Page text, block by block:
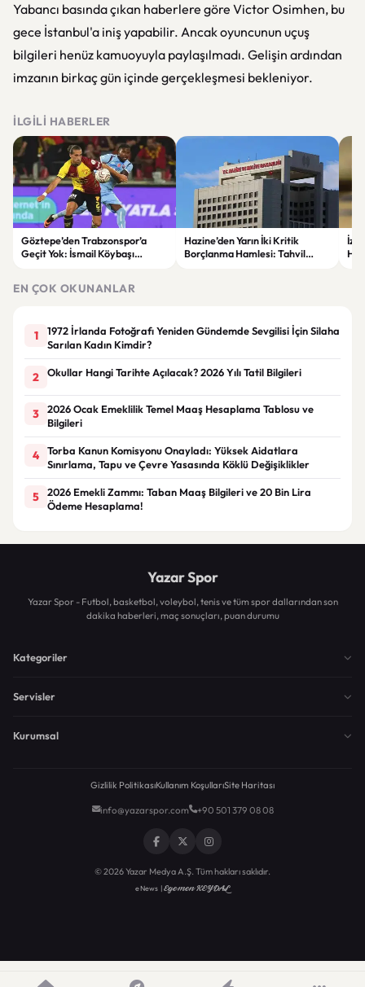
Yabancı basında çıkan haberlere göre Victor Osimhen, bu
gece İstanbul'a iniş yapabilir. Ancak oyuncunun uçuş
bilgileri henüz kamuoyuyla paylaşılmadı. Gelişin ardından
imzanın birkaç gün içinde gerçekleşmesi bekleniyor.
İLGILI HABERLER
Göztepe’den Trabzonspor’a
Geçit Yok: İsmail Köybaşı
Hazine’den Yarın İki Kritik
Borçlanma Hamlesi: Tahvil
EN ÇOK OKUNANLAR
1
1972 İrlanda Fotoğrafı Yeniden Gündemde Sevgilisi İçin Silaha
Sarılan Kadın Kimdir?
2 Okullar Hangi Tarihte Açılacak? 2026 Yılı Tatil Bilgileri
3
2026 Ocak Emeklilik Temel Maaş Hesaplama Tablosu ve
Bilgileri
4
Torba Kanun Komisyonu Onayladı: Yüksek Aidatlara
Sınırlama, Tapu ve Çevre Yasasında Köklü Değişiklikler
5
2026 Emekli Zammı: Taban Maaş Bilgileri ve 20 Bin Lira
Ödeme Hesaplama!
Yazar Spor
Yazar Spor - Futbol, basketbol, voleybol, tenis ve tüm spor dallarından son
dakika haberleri, maç sonuçları, puan durumu
Kategoriler
Servisler
Kurumsal
Gizlilik PolitikasıKullanım KoşullarıSite Haritası
info@yazarspor.com +90 501 379 08 08
© 2026 Yazar Medya A.Ş. Tüm hakları saklıdır.
eNews |Egemen KEYDAL